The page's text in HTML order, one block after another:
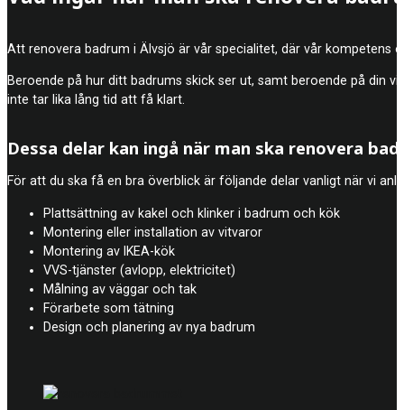
Att renovera badrum i Älvsjö är vår specialitet, där vår kompetens
Beroende på hur ditt badrums skick ser ut, samt beroende på din
inte tar lika lång tid att få klart.
Dessa delar kan ingå när man ska renovera
För att du ska få en bra överblick är följande delar vanligt när vi
Plattsättning av kakel och klinker i badrum och kök
Montering eller installation av vitvaror
Montering av IKEA-kök
VVS-tjänster (avlopp, elektricitet)
Målning av väggar och tak
Förarbete som tätning
Design och planering av nya badrum